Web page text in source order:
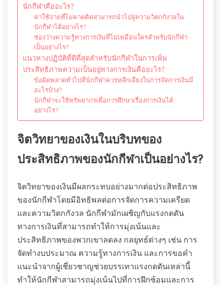
นักกีฬาคืออะไร?
ค่าใช้จ่ายที่ไม่คาดคิดสามารถนำไปสู่ความวิตกกังวลใน
นักกีฬาได้อย่างไร?
ช่องว่างความรู้ทางการเงินที่ไม่เหมือนใครสำหรับนักกีฬา
เป็นอย่างไร?
แนวทางปฏิบัติที่ดีที่สุดสำหรับนักกีฬาในการเพิ่ม
ประสิทธิภาพความเป็นอยู่ทางการเงินคืออะไร?
ข้อผิดพลาดทั่วไปที่นักกีฬาควรหลีกเลี่ยงในการจัดการเงินมี
อะไรบ้าง?
นักกีฬาจะใช้ทรัพยากรเพื่อการศึกษาเรื่องการเงินได้
อย่างไร?
จิตวิทยาของเงินในบริบทของ
ประสิทธิภาพของนักกีฬาเป็นอย่างไร?
จิตวิทยาของเงินมีผลกระทบอย่างมากต่อประสิทธิภาพ
ของนักกีฬาโดยมีอิทธิพลต่อการจัดการความเครียด
และความวิตกกังวล นักกีฬามักเผชิญกับแรงกดดัน
ทางการเงินที่สามารถทำให้การมุ่งเน้นและ
ประสิทธิภาพของพวกเขาลดลง กลยุทธ์ต่างๆ เช่น การ
จัดทำงบประมาณ ความรู้ทางการเงิน และการขอคำ
แนะนำจากผู้เชี่ยวชาญช่วยบรรเทาแรงกดดันเหล่านี้
ทำให้นักกีฬาสามารถมุ่งเน้นไปที่การฝึกซ้อมและการ